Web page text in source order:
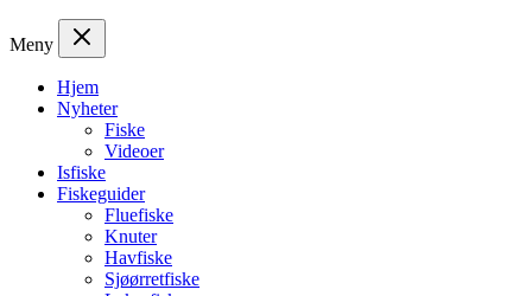
Meny
Hjem
Nyheter
Fiske
Videoer
Isfiske
Fiskeguider
Fluefiske
Knuter
Havfiske
Sjøørretfiske